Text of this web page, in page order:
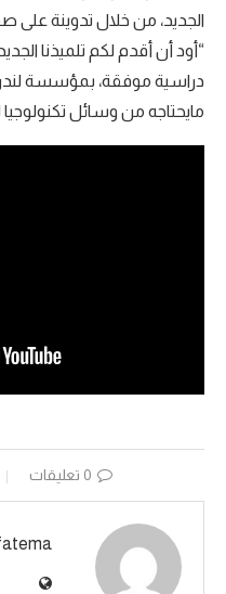
الجديد، من خلال تدوينة
“أود أن أقدم لكم تلميذنا
دراسية موفقة، بمؤسسة
مايحتاجه من وسائل تكنولوجيا
0 تعليقات